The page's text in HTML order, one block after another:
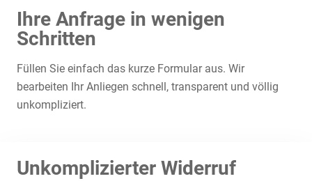
Ihre Anfrage in wenigen
Schritten
Füllen Sie einfach das kurze Formular aus. Wir
bearbeiten Ihr Anliegen schnell, transparent und völlig
unkompliziert.
Unkomplizierter Widerruf